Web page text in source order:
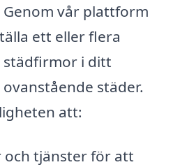
vår plattform
ett eller flera
i ditt
städer.
att:
och tjänster för att